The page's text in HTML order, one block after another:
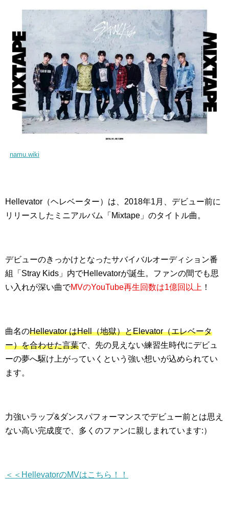
namu.wiki
Hellevator（ヘレベーター）は、2018年1月、デビュー前に
リリースしたミニアルバム「Mixtape」のタイトル曲。
デビューのきっかけとなったサバイバルオーディション番
組「Stray Kids」内でHellevatorが誕生。ファンの間でも思
い入れが深い曲でMVのYouTube再生回数は1億回以上 ！
曲名のHellevator はHell（地獄）とElevator（エレベータ
ー）を合わせた言葉で、先の見えない練習生時代にデビュ
ーの夢へ駆け上がっていくという強い想いが込められてい
ます。
力強いラップ&ダンスパフォーマンスでデビュー前とは思え
ない高い完成度で、多くのファンに親しまれています:）
＜＜HellevatorのMVはこちら！！